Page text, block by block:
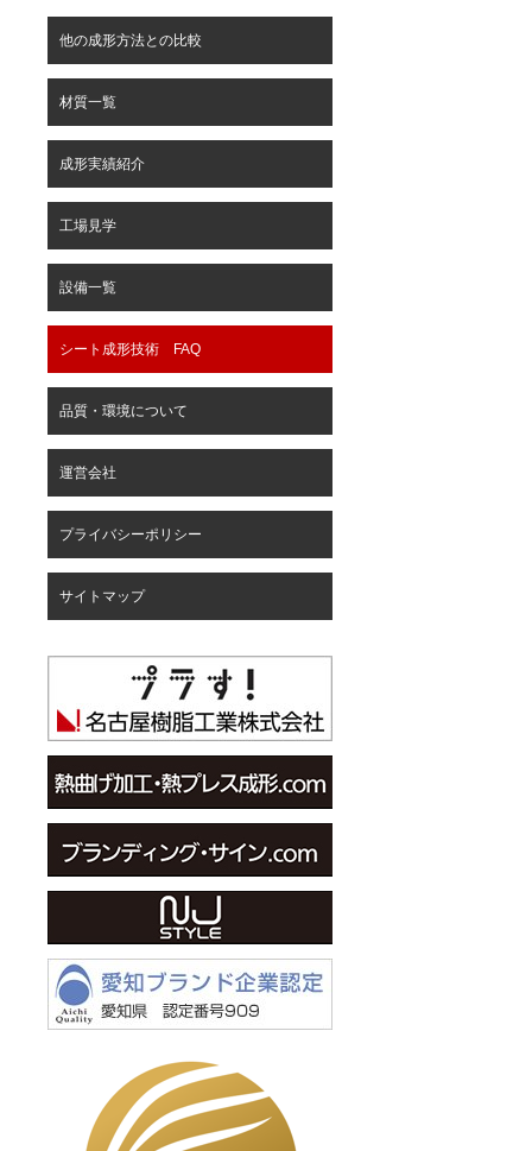
他の成形方法との比較
材質一覧
成形実績紹介
工場見学
設備一覧
シート成形技術 FAQ
品質・環境について
運営会社
プライバシーポリシー
サイトマップ